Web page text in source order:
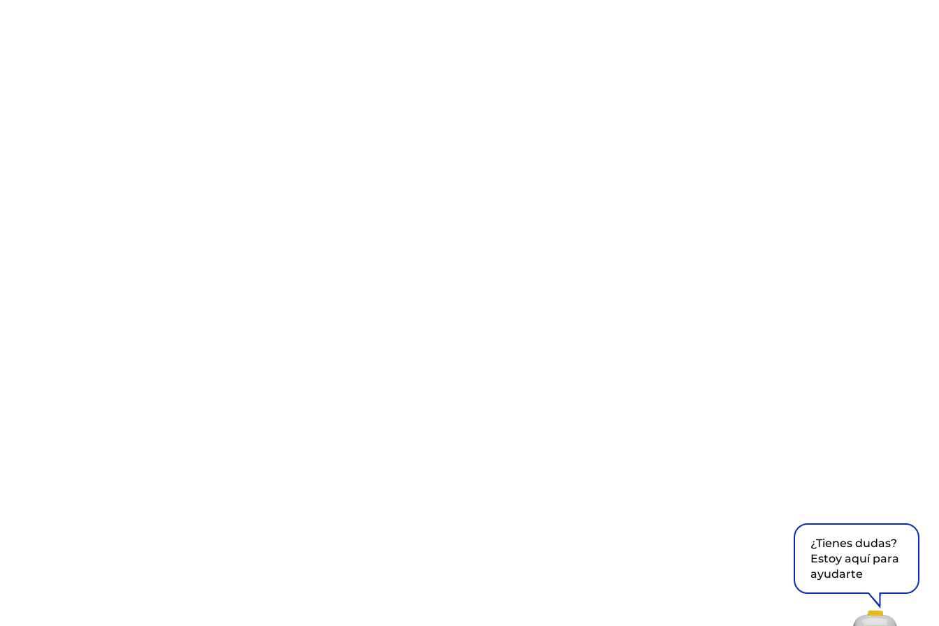
¿Tienes dudas?
Estoy aquí para
ayudarte